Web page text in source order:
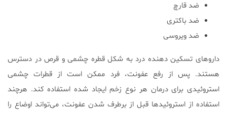
ضد قارچ
ضد باکتری
ضد ویروسی
داروهای تسکین دهنده درد به شکل قطره چشمی و قرص در دسترس
هستند. پس از رفع عفونت، فرد ممکن است از قطرات چشمی
استروئیدی برای درمان هر نوع زخم ایجاد شده استفاده کند. هرچند
استفاده از استروئیدها قبل از برطرف شدن عفونت، می‌تواند اوضاع را